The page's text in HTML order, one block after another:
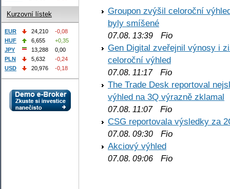
Groupon zvýšil celoroční
byly smíšené
07.08. 13:39 Fio
Gen Digital zveřejnil výnosy i
celoroční výhled
07.08. 11:17Fio
The Trade Desk reportoval
výhled na 3Q výrazně zklamal
07.08. 11:07Fio
CSG reportovala výsledky za
07.08. 09:30 Fio
Akciový výhled
07.08. 09:06 Fio
Kurzovní lístek
EUR 24,210
-0,08
HUF
6,655
+0,35
JPY
13,288
0,00
PLN
5,632
-0,24
USD
20,976 -0,18